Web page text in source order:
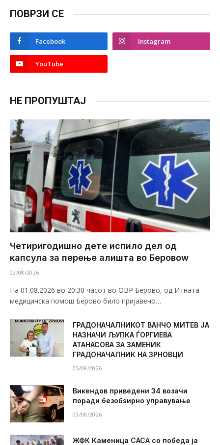
ПОВРЗИ СЕ
Facebook Instagram
YouTube
НЕ ПРОПУШТАЈ
Четиригодишно дете испило дел од
капсула за перење алишта во Беровоw
02/08/2026
На 01.08.2026 во 20:30 часот во ОВР Берово, од Итната
медицинска помош Берово било пријавено…
ГРАДОНАЧАЛНИКОТ ВАНЧО МИТЕВ ЈА
НАЗНАЧИ ЉУПКА ЃОРГИЕВА
АТАНАСОВА ЗА ЗАМЕНИК
ГРАДОНАЧАЛНИК НА ЗРНОВЦИ
05/08/2026
Викендов приведени 34 возачи
поради безобѕирно управување
03/08/2026
ЖФК Каменица САСА со победа ја